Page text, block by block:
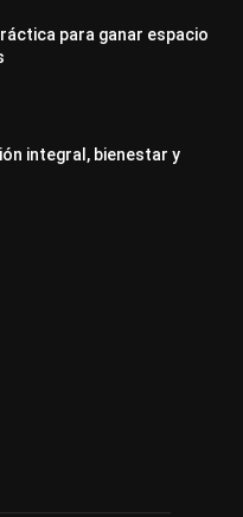
para ganar espacio
integral, bienestar y